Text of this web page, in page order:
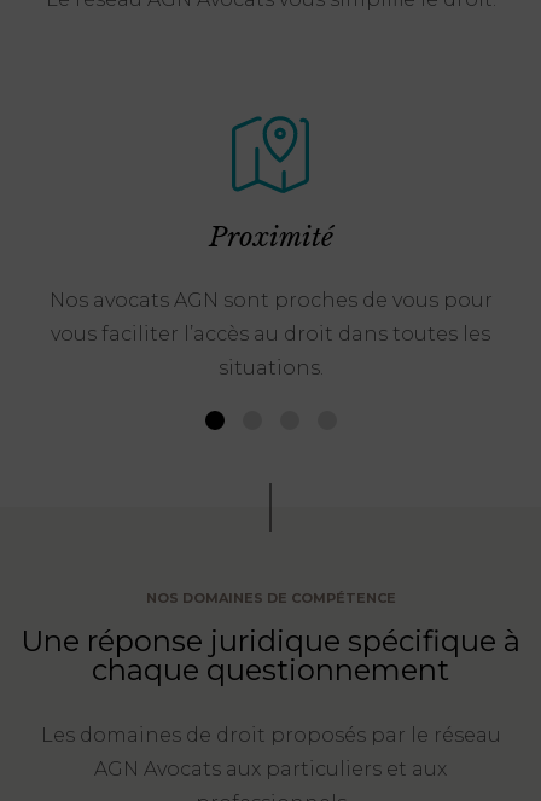
Proximité
Nos avocats AGN sont proches de vous pour
vous faciliter l’accès au droit dans toutes les
situations.
NOS DOMAINES DE COMPÉTENCE
Une réponse juridique spécifique à
chaque questionnement
Les domaines de droit proposés par le réseau
AGN Avocats aux particuliers et aux